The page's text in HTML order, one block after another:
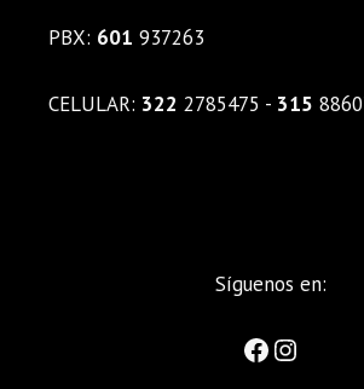
PBX: 601 937263
CELULAR: 322 2785475 - 315
Síguenos en: